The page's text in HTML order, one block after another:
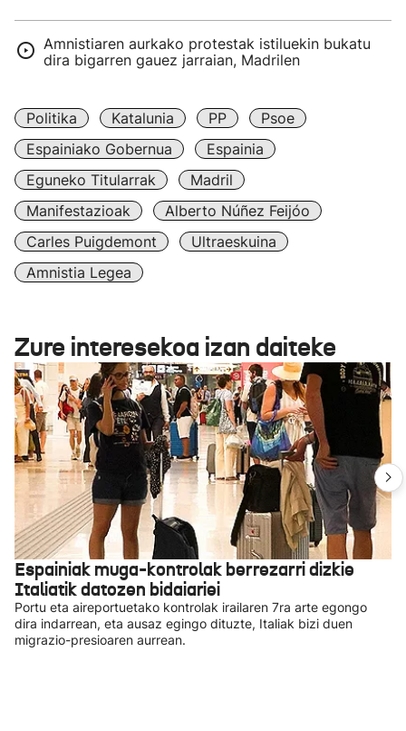
Amnistiaren aurkako protestak istiluekin bukatu
dira bigarren gauez jarraian, Madrilen
Politika Katalunia PP
Psoe
Espainiako Gobernua
Espainia
Eguneko Titularrak
Madril
Manifestazioak
Alberto Núñez Feijóo
Carles Puigdemont
Ultraeskuina
Amnistia Legea
Zure interesekoa izan daiteke
Espainiak muga-kontrolak berrezarri dizkie
Italiatik datozen bidaiariei
Portu eta aireportuetako kontrolak irailaren 7ra arte egongo
dira indarrean, eta ausaz egingo dituzte, Italiak bizi duen
migrazio-presioaren aurrean.